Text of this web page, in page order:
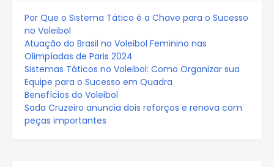
Por Que o Sistema Tático é a Chave para o Sucesso
no Voleibol
Atuação do Brasil no Voleibol Feminino nas
Olimpíadas de Paris 2024
Sistemas Táticos no Voleibol: Como Organizar sua
Equipe para o Sucesso em Quadra
Benefícios do Voleibol
Sada Cruzeiro anuncia dois reforços e renova com
peças importantes